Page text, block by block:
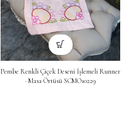
Pembe Renkli Çiçek Deseni İşlemeli Runner
· Masa Örtüsü SCMO10229